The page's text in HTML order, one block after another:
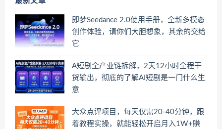
即梦Seedance 2.0使用手册，全新多模态
创作体验，请你们大胆想象，其余的交给
它
A短剧全产业链拆解，2天12小时全程干
货输出，彻底的了解AI短剧是一门什么生
意
大众点评项目，每天仅需20-40分钟，跟
着教程实操，就能轻松开启月入1W+賺